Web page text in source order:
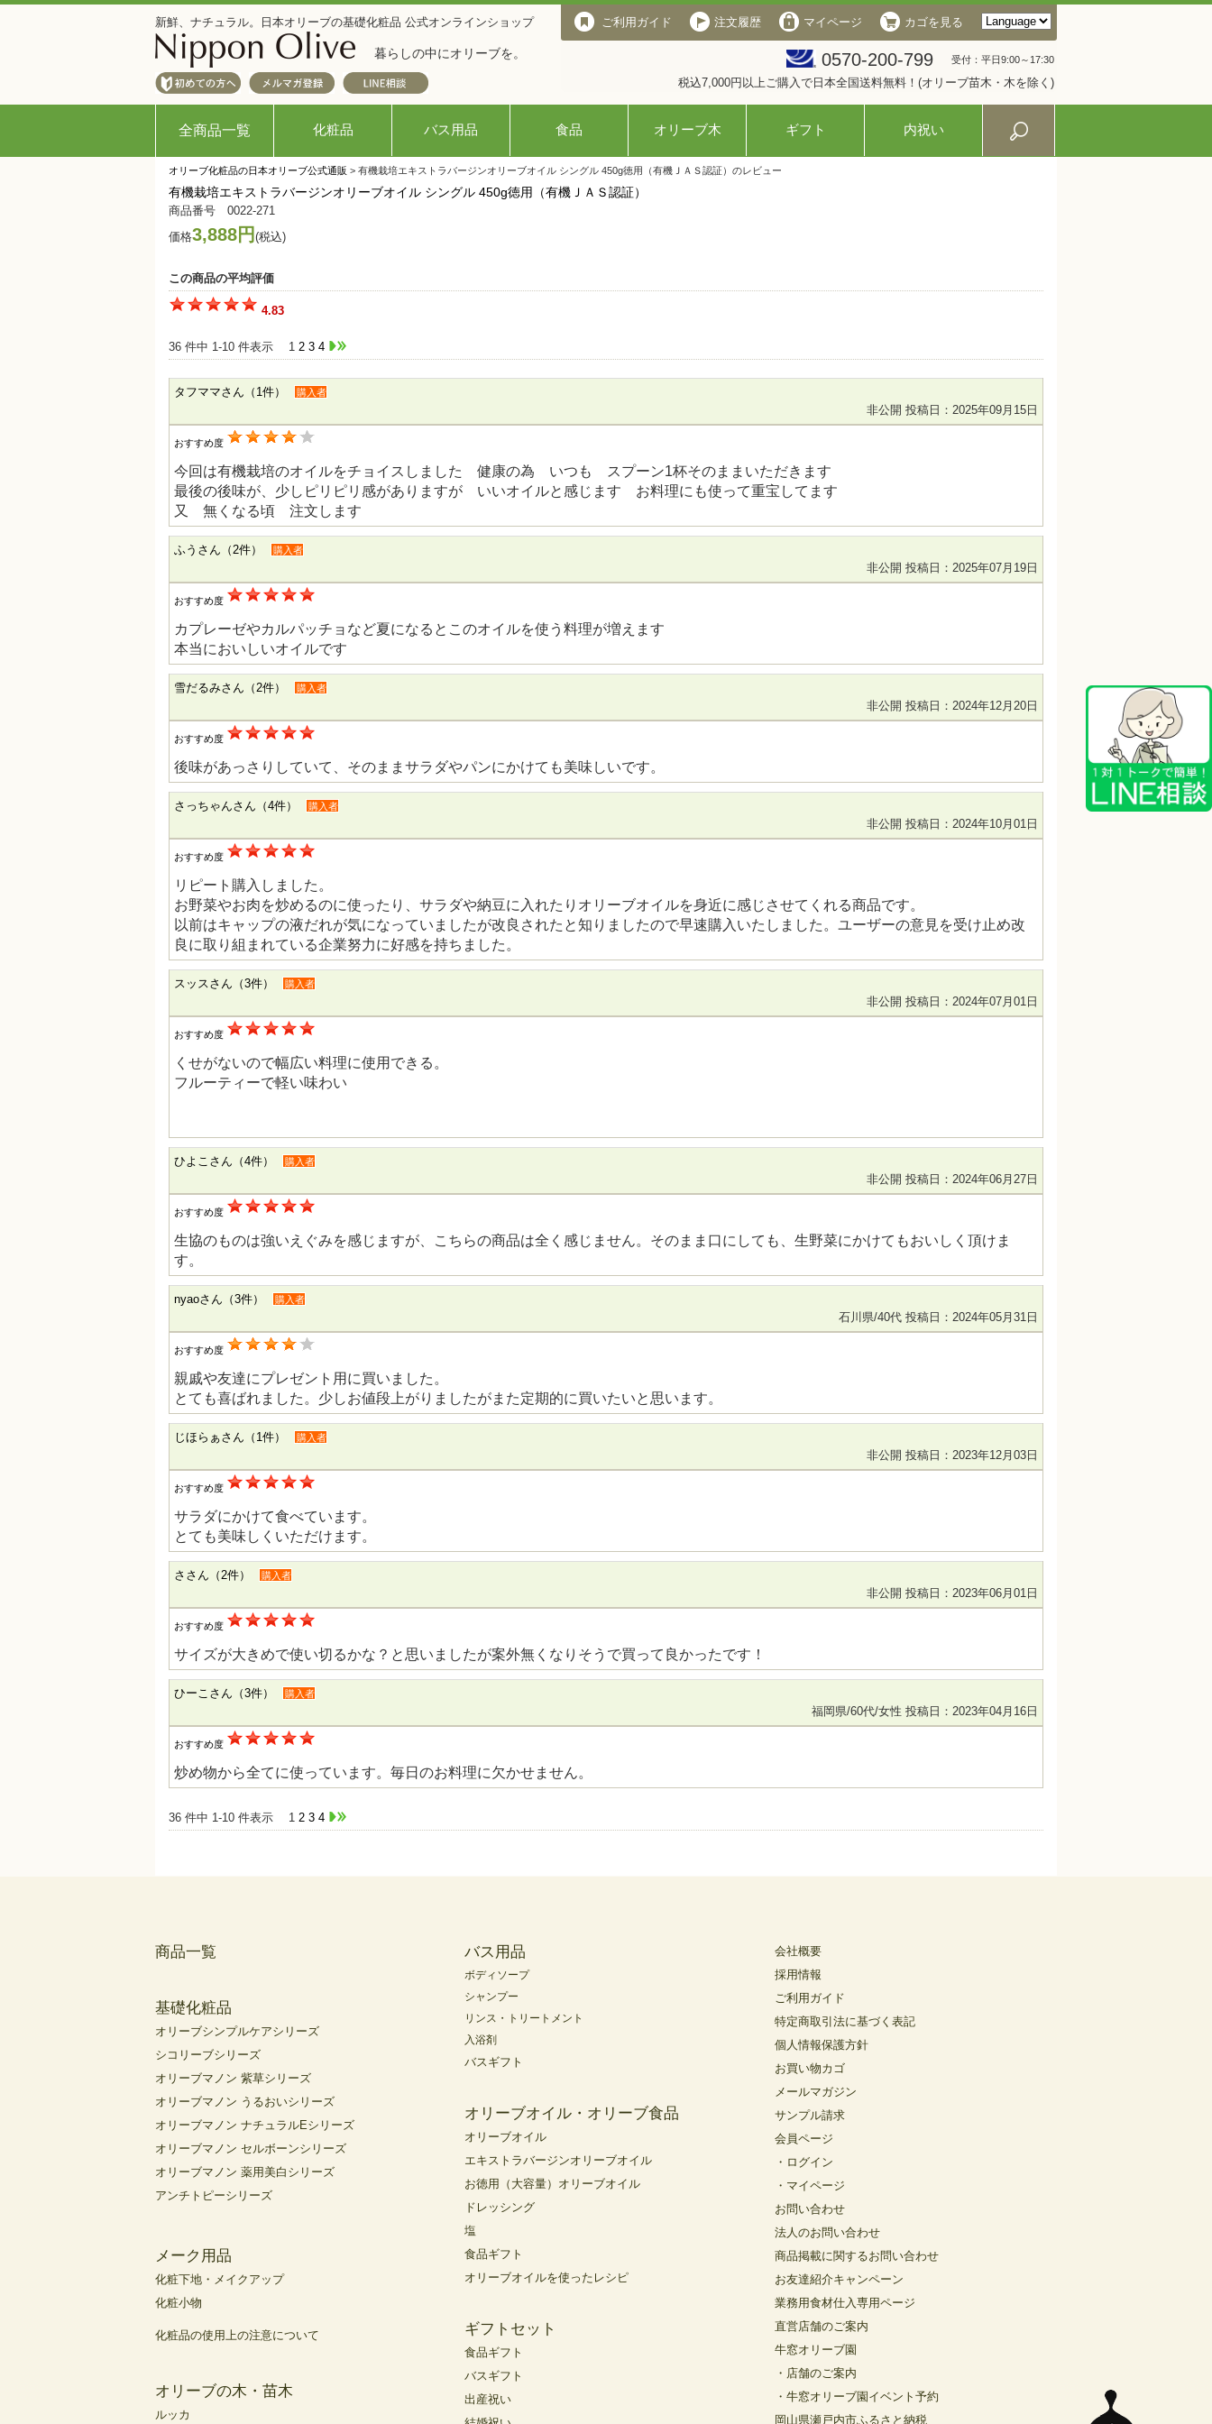
新鮮、ナチュラル。日本オリーブの基礎化粧品 公式オンラインショップ
暮らしの中にオリーブを。
ご利用ガイド 注文履歴 マイページ カゴを見る
0570-200-799 受付：平日9:00～17:30
税込7,000円以上ご購入で日本全国送料無料！(オリーブ苗木・木を除く)
全商品一覧 化粧品 バス用品 食品 オリーブ木 ギフト 内祝い
オリーブ化粧品の日本オリーブ公式通販 > 有機栽培エキストラバージンオリーブオイル シングル 450g徳用（有機ＪＡＳ認証）のレビュー
有機栽培エキストラバージンオリーブオイル シングル 450g徳用（有機ＪＡＳ認証）
商品番号 0022-271
価格3,888円 (税込)
この商品の平均評価
4.83
36 件中 1-10 件表示 1 2 3 4
タフママさん（1件） 購入者
非公開 投稿日：2025年09月15日
おすすめ度
今回は有機栽培のオイルをチョイスしました 健康の為 いつも スプーン1杯そのままいただきます
最後の後味が、少しピリピリ感がありますが いいオイルと感じます お料理にも使って重宝してます
又 無くなる頃 注文します
ふうさん（2件） 購入者
非公開 投稿日：2025年07月19日
おすすめ度
カプレーゼやカルパッチョなど夏になるとこのオイルを使う料理が増えます
本当においしいオイルです
雪だるみさん（2件） 購入者
非公開 投稿日：2024年12月20日
おすすめ度
後味があっさりしていて、そのままサラダやパンにかけても美味しいです。
さっちゃんさん（4件） 購入者
非公開 投稿日：2024年10月01日
おすすめ度
リピート購入しました。
お野菜やお肉を炒めるのに使ったり、サラダや納豆に入れたりオリーブオイルを身近に感じさせてくれる商品です。
以前はキャップの液だれが気になっていましたが改良されたと知りましたので早速購入いたしました。ユーザーの意見を受け止め改
良に取り組まれている企業努力に好感を持ちました。
スッスさん（3件） 購入者
非公開 投稿日：2024年07月01日
おすすめ度
くせがないので幅広い料理に使用できる。
フルーティーで軽い味わい
ひよこさん（4件） 購入者
非公開 投稿日：2024年06月27日
おすすめ度
生協のものは強いえぐみを感じますが、こちらの商品は全く感じません。そのまま口にしても、生野菜にかけてもおいしく頂けま
す。
nyaoさん（3件） 購入者
石川県/40代 投稿日：2024年05月31日
おすすめ度
親戚や友達にプレゼント用に買いました。
とても喜ばれました。少しお値段上がりましたがまた定期的に買いたいと思います。
じほらぁさん（1件） 購入者
非公開 投稿日：2023年12月03日
おすすめ度
サラダにかけて食べています。
とても美味しくいただけます。
ささん（2件） 購入者
非公開 投稿日：2023年06月01日
おすすめ度
サイズが大きめで使い切るかな？と思いましたが案外無くなりそうで買って良かったです！
ひーこさん（3件） 購入者
福岡県/60代/女性 投稿日：2023年04月16日
おすすめ度
炒め物から全てに使っています。毎日のお料理に欠かせません。
36 件中 1-10 件表示 1 2 3 4
商品一覧
基礎化粧品
オリーブシンプルケアシリーズ
シコリーブシリーズ
オリーブマノン 紫草シリーズ
オリーブマノン うるおいシリーズ
オリーブマノン ナチュラルEシリーズ
オリーブマノン セルボーンシリーズ
オリーブマノン 薬用美白シリーズ
アンチトピーシリーズ
メーク用品
化粧下地・メイクアップ
化粧小物
化粧品の使用上の注意について
オリーブの木・苗木
ルッカ
バス用品
ボディソープ
シャンプー
リンス・トリートメント
入浴剤
バスギフト
オリーブオイル・オリーブ食品
オリーブオイル
エキストラバージンオリーブオイル
お徳用（大容量）オリーブオイル
ドレッシング
塩
食品ギフト
オリーブオイルを使ったレシピ
ギフトセット
食品ギフト
バスギフト
出産祝い
会社概要
採用情報
ご利用ガイド
特定商取引法に基づく表記
個人情報保護方針
お買い物カゴ
メールマガジン
サンプル請求
会員ページ
・ログイン
・マイページ
お問い合わせ
法人のお問い合わせ
商品掲載に関するお問い合わせ
お友達紹介キャンペーン
業務用食材仕入専用ページ
直営店舗のご案内
牛窓オリーブ園
・店舗のご案内
・牛窓オリーブ園イベント予約
岡山県瀬戸内市ふるさと納税